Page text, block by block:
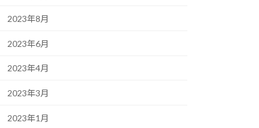
2023年8月
2023年6月
2023年4月
2023年3月
2023年1月